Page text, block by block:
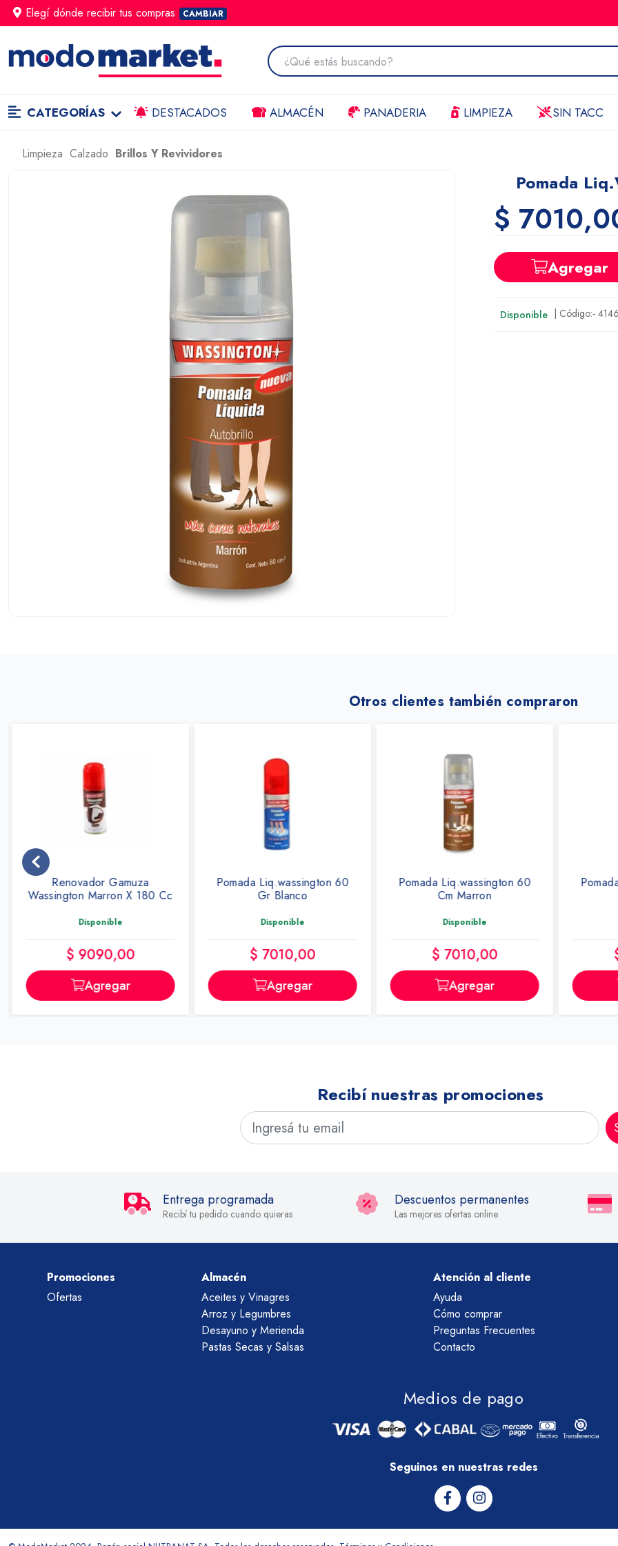
Elegí dónde recibir tus compras CAMBIAR
CATEGORÍAS DESTACADOS ALMACÉN PANADERIA LIMPIEZA SIN TACC
Limpieza Calzado Brillos Y Revividores
Pomada
$
Agregar
Disponible | Código:-
Otros clientes también compraron
Renovador Gamuza
Wassington Marron X 180 Cc
Disponible
$ 9090,00
Agregar
Pomada Liq.wassington 60
Gr Blanco
Disponible
$ 7010,00
Agregar
Pomada Liq.wassington 60
Cm Marron
Disponible
$ 7010,00
Agregar
Recibí nuestras promociones
Entrega programada
Recibí tu pedido cuando quieras
Descuentos permanentes
Las mejores ofertas online
Promociones
Ofertas
Almacén
Aceites y Vinagres
Arroz y Legumbres
Desayuno y Merienda
Pastas Secas y Salsas
Atención al cliente
Ayuda
Cómo comprar
Preguntas Frecuentes
Contacto
Medios de pago
Seguinos en nuestras redes